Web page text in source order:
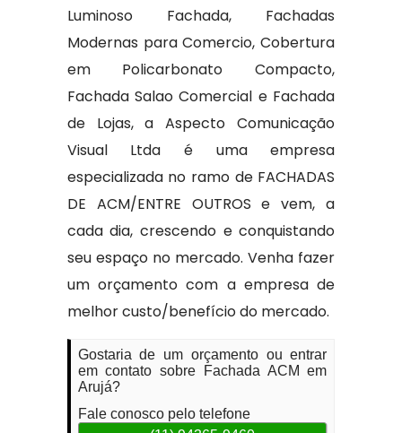
Luminoso Fachada, Fachadas
Modernas para Comercio, Cobertura
em Policarbonato Compacto,
Fachada Salao Comercial e Fachada
de Lojas, a Aspecto Comunicação
Visual Ltda é uma empresa
especializada no ramo de FACHADAS
DE ACM/ENTRE OUTROS e vem, a
cada dia, crescendo e conquistando
seu espaço no mercado. Venha fazer
um orçamento com a empresa de
melhor custo/benefício do mercado.
Gostaria de um orçamento ou entrar
em contato sobre Fachada ACM em
Arujá?
Fale conosco pelo telefone